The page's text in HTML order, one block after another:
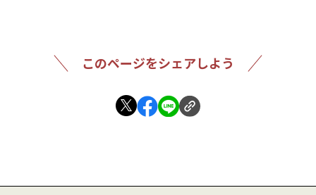
このページをシェアしよう